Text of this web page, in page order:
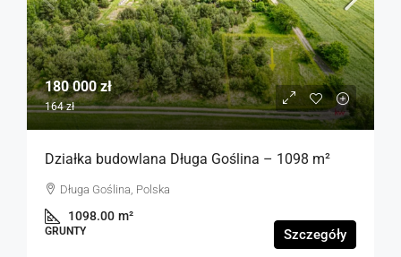
180 000 zł
164 zł
Działka budowlana Długa Goślina – 1098 m²
Długa Goślina, Polska
1098.00 m²
GRUNTY Szczegóły